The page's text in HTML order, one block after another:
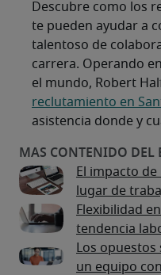
Descubre como los
te pueden ayudar a
talentoso de
carrera. Operando
el mundo, Robert
reclutamiento en
asistencia donde y
El impacto de
lugar de
Flexibilidad
tendencia
Los
un equipo